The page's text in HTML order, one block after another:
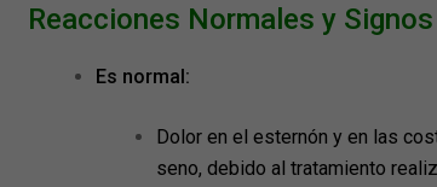
Reacciones Normales y
Es normal:
Dolor en el esternón y en las
seno, debido al tratamiento